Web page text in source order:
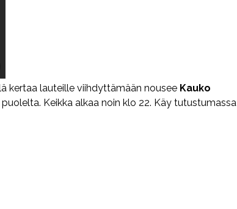
kertaa lauteille viihdyttämään nousee Kauko
Keikka alkaa noin klo 22. Käy tutustumassa